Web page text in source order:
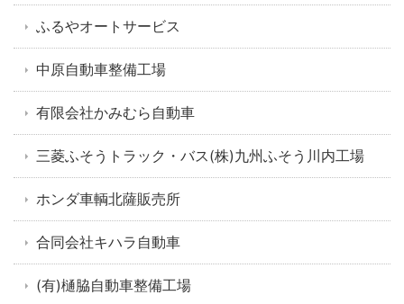
ふるやオートサービス
中原自動車整備工場
有限会社かみむら自動車
三菱ふそうトラック・バス(株)九州ふそう川内工場
ホンダ車輌北薩販売所
合同会社キハラ自動車
(有)樋脇自動車整備工場